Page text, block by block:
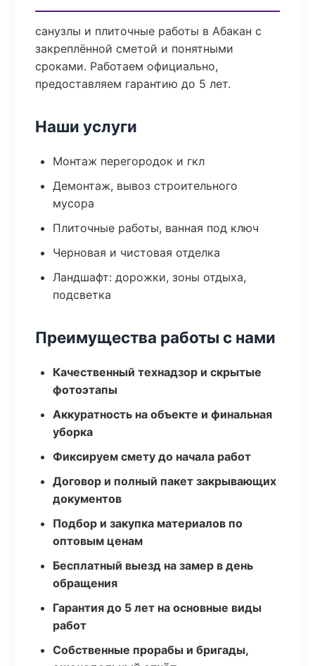
санузлы и плиточные работы в Абакан с
закреплённой сметой и понятными
сроками. Работаем официально,
предоставляем гарантию до 5 лет.
Наши услуги
Монтаж перегородок и гкл
Демонтаж, вывоз строительного
мусора
Плиточные работы, ванная под ключ
Черновая и чистовая отделка
Ландшафт: дорожки, зоны отдыха,
подсветка
Преимущества работы с нами
Качественный технадзор и скрытые
фотоэтапы
Аккуратность на объекте и финальная
уборка
Фиксируем смету до начала работ
Договор и полный пакет закрывающих
документов
Подбор и закупка материалов по
оптовым ценам
Бесплатный выезд на замер в день
обращения
Гарантия до 5 лет на основные виды
работ
Собственные прорабы и бригады,